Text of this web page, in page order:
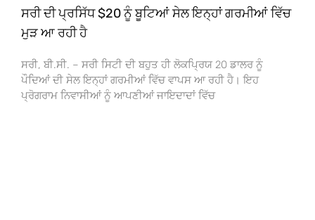
ਸਰੀ ਦੀ ਪ੍ਰਸਿੱਧ $20 ਨੂੰ ਬੂਟਿਆਂ ਸੇਲ ਇਨ੍ਹਾਂ ਗਰਮੀਆਂ ਵਿੱਚ
ਮੁੜ ਆ ਰਹੀ ਹੈ
ਸਰੀ, ਬੀ.ਸੀ. – ਸਰੀ ਸਿਟੀ ਦੀ ਬਹੁਤ ਹੀ ਲੋਕਪ੍ਰਿਯ 20 ਡਾਲਰ ਨੂੰ
ਪੌਦਿਆਂ ਦੀ ਸੇਲ ਇਨ੍ਹਾਂ ਗਰਮੀਆਂ ਵਿੱਚ ਵਾਪਸ ਆ ਰਹੀ ਹੈ। ਇਹ
ਪ੍ਰੋਗਰਾਮ ਨਿਵਾਸੀਆਂ ਨੂੰ ਆਪਣੀਆਂ ਜਾਇਦਾਦਾਂ ਵਿੱਚ